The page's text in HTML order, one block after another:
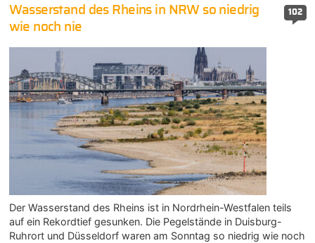
102
Wasserstand des Rheins in NRW so niedrig
wie noch nie
Der Wasserstand des Rheins ist in Nordrhein-Westfalen teils
auf ein Rekordtief gesunken. Die Pegelstände in Duisburg-
Ruhrort und Düsseldorf waren am Sonntag so niedrig wie noch